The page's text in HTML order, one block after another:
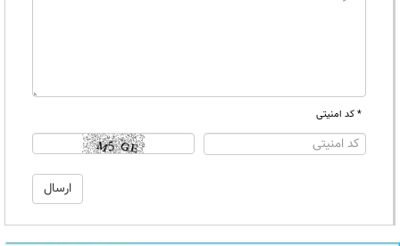
* کد امنیتی